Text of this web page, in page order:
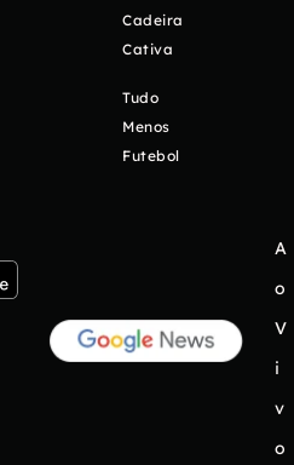
Cadeira
Cativa
Tudo
Menos
Futebol
A
o
V
i
v
o